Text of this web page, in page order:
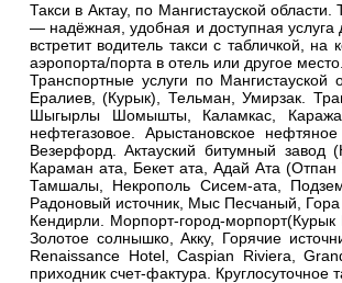
Такси в Актау, по Мангистауской
— надёжная, удобная и доступная услуга
встретит водитель такси с табличкой,
аэропорта/порта в отель или другое
Транспортные услуги по
Ералиев, (Курык), Тельман, Умирзак.
Шыгырлы Шомышты, Каламкас,
нефтегазовое. Арыстановское
Везерфорд. Актауский битумный
Караман ата, Бекет ата, Адай Ата
Тамшалы, Некрополь Сисем-ата,
Радоновый источник, Мыс Песчаный,
Кендирли. Морпорт-город-
Золотое солнышко, Акку, Горячие
Renaissance Hotel, Caspian Riviera,
приходник счет-фактура. Круглосуточное